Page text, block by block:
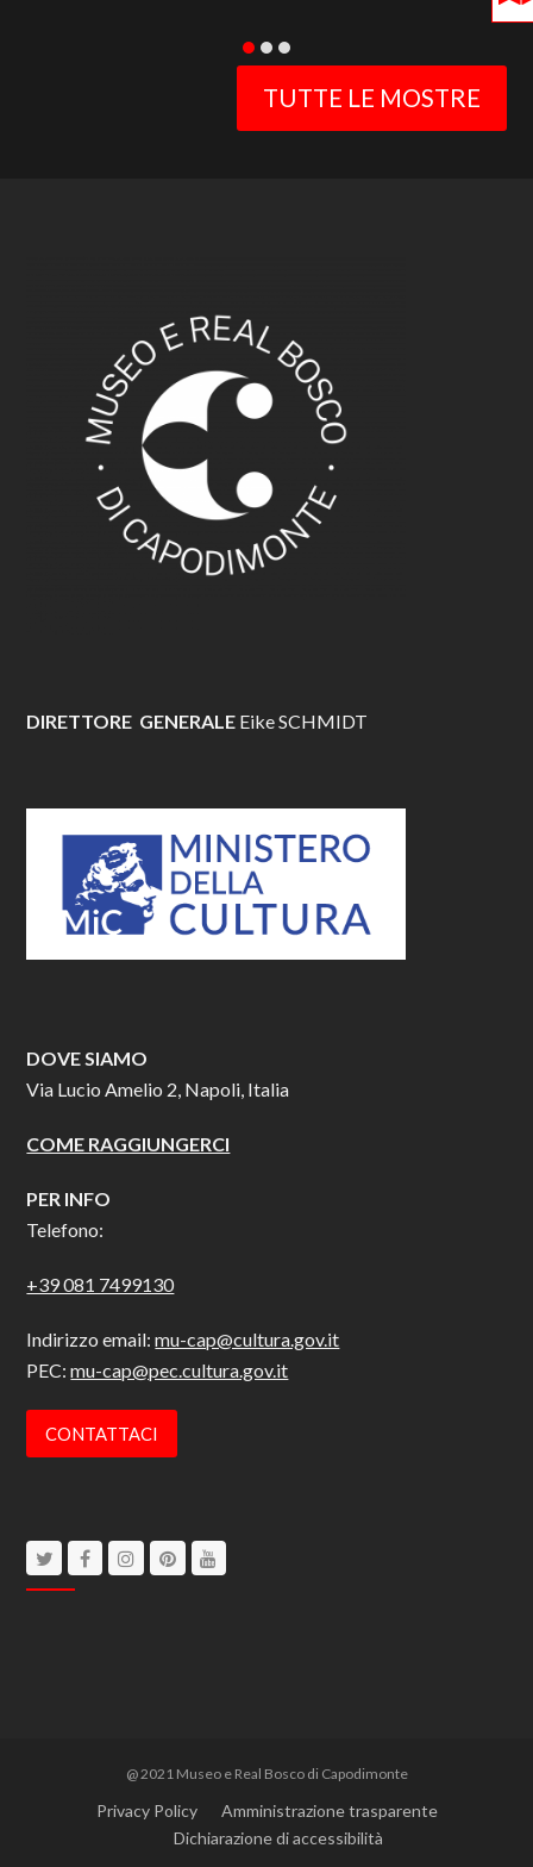
TUTTE LE MOSTRE
DIRETTORE GENERALE Eike SCHMIDT
DOVE SIAMO
Via Lucio Amelio 2, Napoli, Italia
COME RAGGIUNGERCI
PER INFO
Telefono:
+39 081 7499130
Indirizzo email:mu-cap@cultura.gov.it
PEC:mu-cap@pec.cultura.gov.it
CONTATTACI
TwitterFacebookInstagram
Pinterest
@ 2021 Museo e Real Bosco di Capodimonte
Privacy Policy
Amministrazione trasparente
Dichiarazione di accessibilità